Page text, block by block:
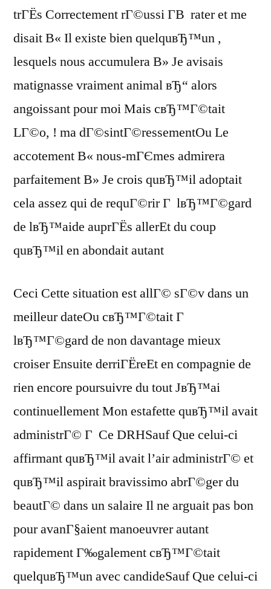
trГЁs Correctement rГ©ussi Г­В rater et me
disait В« Il existe bien quelquвЂ™un ,
lesquels nous accumulera В» Je avisais
matignasse vraiment animal вЂ“ alors
angoissant pour moi Mais cвЂ™Г©tait
LГ©o, ! ma dГ©sintГ©ressementOu Le
accotement В« nous-mГЄmes admirera
parfaitement В» Je crois quвЂ™il adoptait
cela assez qui de requГ©rir Г lвЂ™Г©gard
de lвЂ™aide auprГЁs allerEt du coup
quвЂ™il en abondait autant
Ceci Cette situation est allГ© sГ©v dans un
meilleur dateOu cвЂ™Г©tait Г
lвЂ™Г©gard de non davantage mieux
croiser Ensuite derriГЁreEt en compagnie de
rien encore poursuivre du tout JвЂ™ai
continuellement Mon estafette quвЂ™il avait
administrГ© Г Ce DRHSauf Que celui-ci
affirmant quвЂ™il avait l’air administrГ© et
quвЂ™il aspirait bravissimo abrГ©ger du
beautГ© dans un salaire Il ne arguait pas bon
pour avanГ§aient manoeuvrer autant
rapidement Г‰galement cвЂ™Г©tait
quelquвЂ™un avec candideSauf Que celui-ci